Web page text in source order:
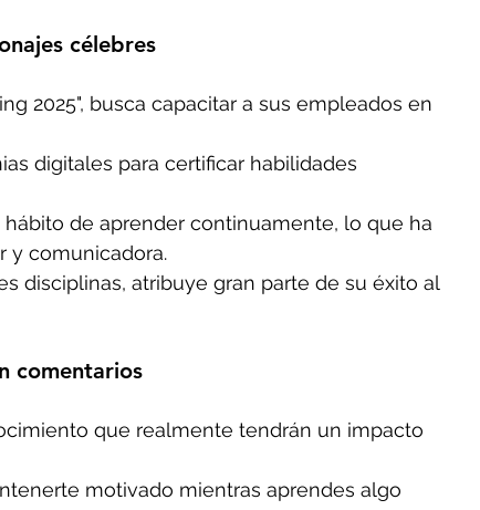
célebres
2025", busca capacitar a sus empleados en
digitales para certificar habilidades
hábito de aprender continuamente, lo que ha
y comunicadora.
disciplinas, atribuye gran parte de su éxito al
comentarios
que realmente tendrán un impacto
motivado mientras aprendes algo